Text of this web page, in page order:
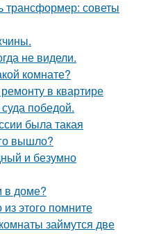
трансформер: советы
не видели.
комнате?
в квартире
победой.
была такая
вышло?
и безумно
в доме?
этого помните
займутся две